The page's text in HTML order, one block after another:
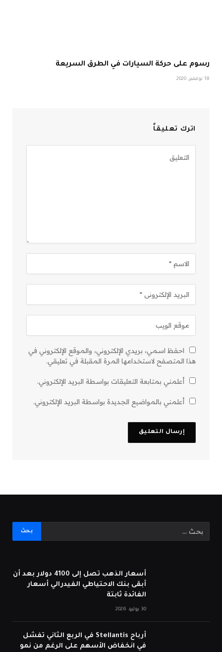
رسوم على حركة السيارات في الطرق السريعة
18 نوفمبر، 2020
اترك تعليقاً
احفظ اسمي، بريدي الإلكتروني، والموقع الإلكتروني في
هذا المتصفح لاستخدامها المرة المقبلة في تعليقي.
أعلمني بمتابعة التعليقات بواسطة البريد الإلكتروني.
أعلمني بالمواضيع الجديدة بواسطة البريد الإلكتروني.
أسعار الذهب تصل إلى 4100 دولار بعد أن
أبقى بنك الاحتياطي الفيدرالي أسعار
الفائدة ثابتة
30 يوليو، 2026
أرباح Stellantis في الربع الثاني تفشل
في انخفاض الأسهم على الرغم من نمو